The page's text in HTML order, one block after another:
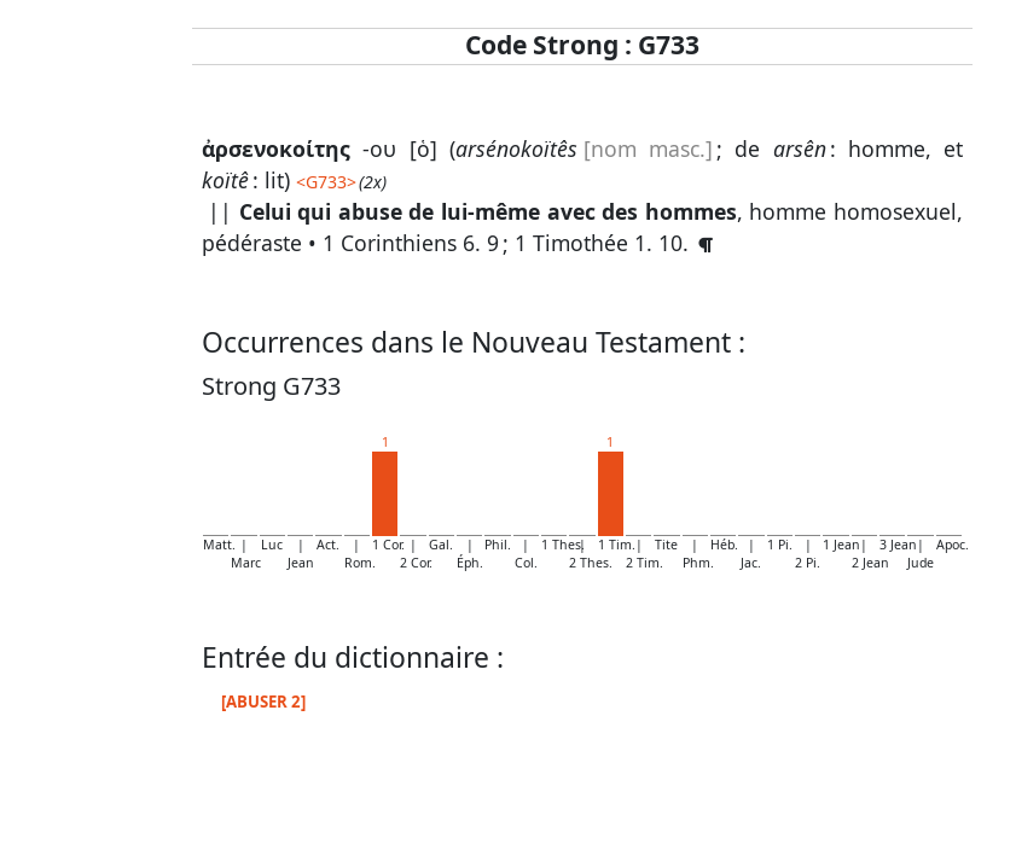
Code Strong : G733
ἀρσενοκοίτης -ου [ὁ] (arsénokoïtês [nom masc.] ; de arsên: homme, et
koïtê: lit) <G733>(2x)
|| Celui qui abuse de lui-même avec des hommes, homme homosexuel,
pédéraste • 1 Corinthiens 6. 9; 1 Timothée 1. 10.
Occurrences dans le Nouveau Testament :
Strong G733
Matt. |
Marc
Luc
|
Jean
Act.
|
Rom.
1
1 Cor. |
2 Cor.
Gal.
|
Éph.
Phil.
|
Col.
1 Thes.
|
2 Thes.
1
1 Tim. |
2 Tim.
Tite
|
Phm.
Héb.
|
Jac.
1 Pi.
|
2 Pi.
1 Jean |
2 Jean
3 Jean |
Jude
Apoc.
Entrée du dictionnaire :
[ABUSER 2]